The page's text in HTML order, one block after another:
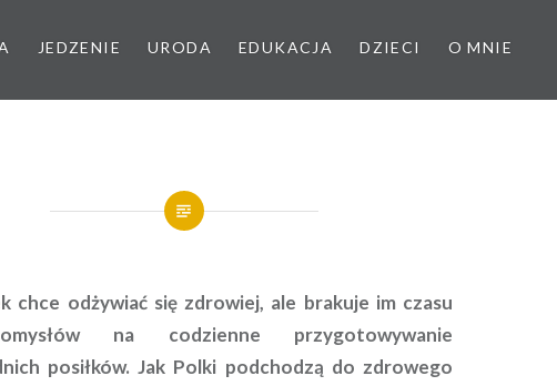
JEDZENIE URODA EDUKACJA DZIECI O MNIE
chce odżywiać się zdrowiej, ale brakuje im czasu
na codzienne przygotowywanie
posiłków. Jak Polki podchodzą do zdrowego